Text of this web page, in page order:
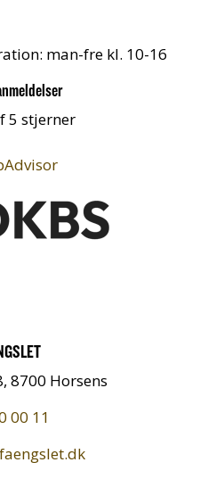
man-fre kl. 10-16
5 stjerner
8700 Horsens
00 11